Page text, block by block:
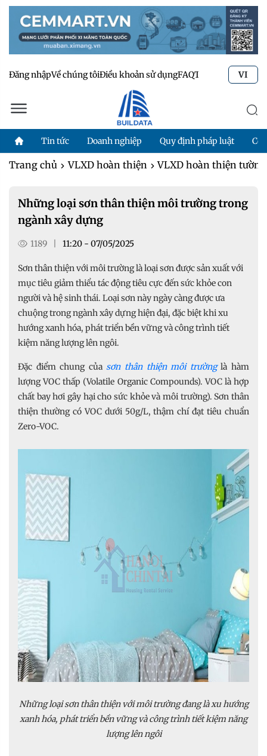
Đăng nhậpVề chúng tôiĐiều khoản sử dụngFAQTư vấn kỹ thuật
VI
Tin tức Doanh nghiệp Quy định pháp luật
Trang chủ VLXD hoàn thiện VLXD hoàn thiện
Những loại sơn thân thiện môi trường trong
ngành xây dựng
1189 11:20 - 07/05/2025
Sơn thân thiện với môi trường là loại sơn được sản xuất với
mục tiêu giảm thiểu tác động tiêu cực đến sức khỏe con
người và hệ sinh thái. Loại sơn này ngày càng được ưa
chuộng trong ngành xây dựng hiện đại, đặc biệt khi xu
hướng xanh hóa, phát triển bền vững và công trình tiết
kiệm năng lượng lên ngôi.
Đặc điểm chung củasơn thân thiện môi trườnglà hàm
lượng VOC thấp (Volatile Organic Compounds). VOC là hợp
chất bay hơi gây hại cho sức khỏe và môi trường). Sơn thân
thiện thường có VOC dưới 50g/L, thậm chí đạt tiêu chuẩn
Zero-VOC.
Những loại sơn thân thiện với môi trường đang là xu hướng
xanh hóa, phát triển bền vững và công trình tiết kiệm năng
lượng lên ngôi